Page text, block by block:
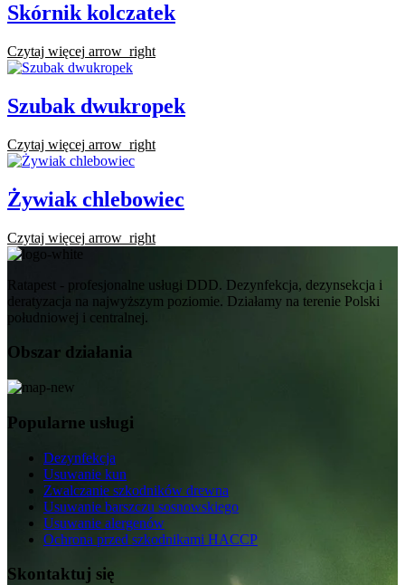
Skórnik kolczatek
Czytaj więcej arrow_right
Szubak dwukropek
Czytaj więcej arrow_right
Żywiak chlebowiec
Czytaj więcej arrow_right
Ratapest
Ratapest - profesjonalne usługi DDD. Dezynfekcja, dezynsekcja i
deratyzacja na najwyższym poziomie. Działamy na terenie Polski
południowej i centralnej.
Obszar działania
Popularne usługi
Dezynfekcja
Usuwanie kun
Zwalczanie szkodników drewna
Usuwanie barszczu sosnowskiego
Usuwanie alergenów
Ochrona przed szkodnikami HACCP
Skontaktuj się